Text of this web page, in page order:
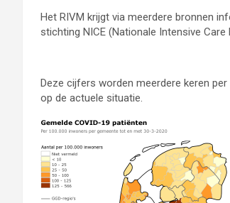
Het RIVM Rijksinstituut voor
krijgt via meerdere bronnen
stichting NICE (Nationale Intensive
Deze cijfers worden meerdere keren
op de actuele situatie.